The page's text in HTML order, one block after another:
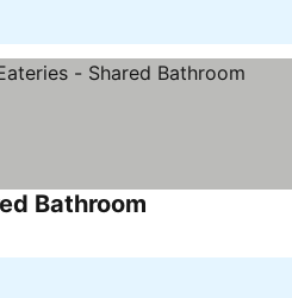
Bathroom